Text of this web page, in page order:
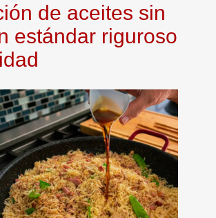
de aceites sin
estándar riguroso